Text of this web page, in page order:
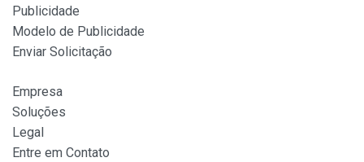
Publicidade
Modelo de Publicidade
Enviar Solicitação
Empresa
Soluções
Legal
Entre em Contato